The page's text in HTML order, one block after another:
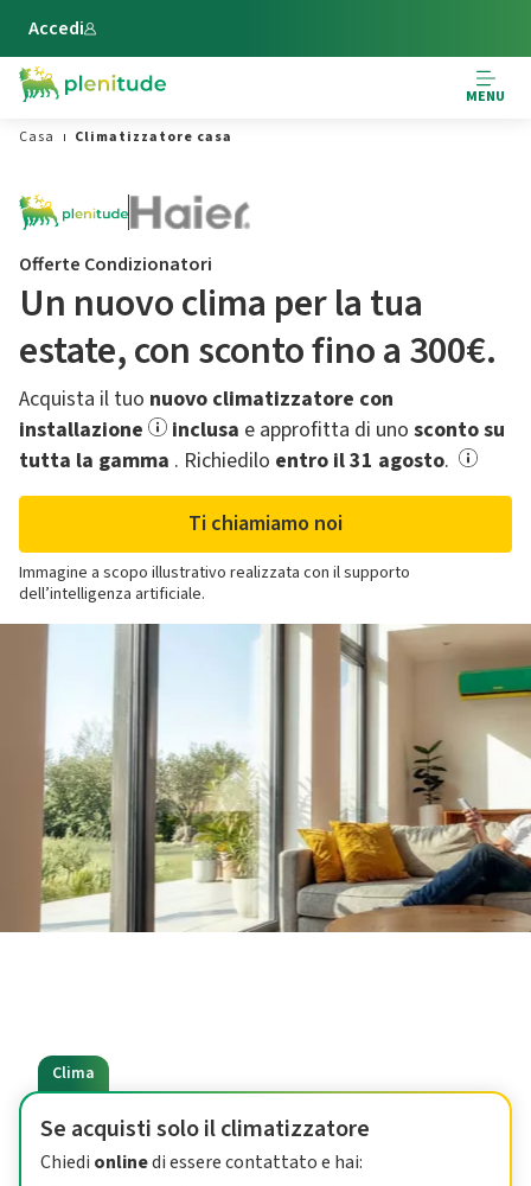
Vai al contenuto principale
Accedi
MENU
Casa
Climatizzatore casa
Offerte Condizionatori
Un nuovo clima per la tua
estate,​ con sconto fino a 300€.
Acquista il tuo nuovo climatizzatore con
installazione
inclusa e approfitta di uno sconto su
tutta la gamma .​ Richiedilo entro il 31 agosto.
Ti chiamiamo noi
Immagine a scopo illustrativo realizzata con il supporto
dell’intelligenza artificiale.
Clima
Se acquisti solo il climatizzatore
Chiedi onlinedi essere contattato e hai: